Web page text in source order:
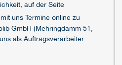
auf der Seite
mit uns Termine online zu
GmbH (Mehringdamm 51,
als Auftragsverarbeiter